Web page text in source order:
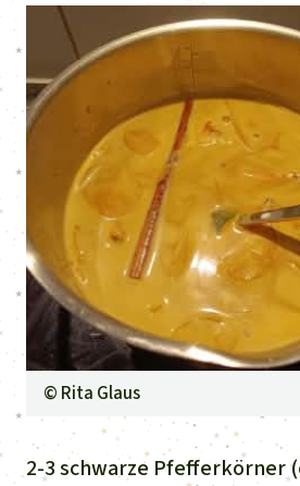
© Rita Glaus
2-3 schwarze Pfefferkörner